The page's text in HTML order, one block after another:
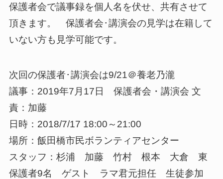
保護者会で議事録を個人名を伏せ、共有させて
頂きます。 保護者会･講演会の見学は在籍して
いない方も見学可能です。
次回の保護者･講演会は9/21＠養老乃瀧
議事：2019年7月17日 保護者会・講演会 文
責：加藤
日時：2018/7/17 18:00～21:00
場所：飯田橋市民ボランティアセンター
スタッフ：杉浦 加藤 竹村 根本 大倉 東
保護者9名 ゲスト ラマ君元担任 生徒参加